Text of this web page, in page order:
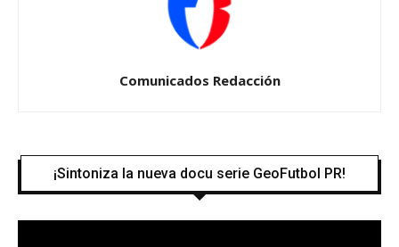
Comunicados Redacción
¡Sintoniza la nueva docu serie GeoFutbol PR!